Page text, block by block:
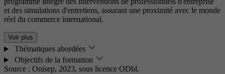
et des simulations d'entretiens, assurant une proximité avec le monde
réel du commerce international.
Voir plus
Thématiques abordées
Objectifs de la formation
Source : Onisep, 2023, sous licence ODbl.